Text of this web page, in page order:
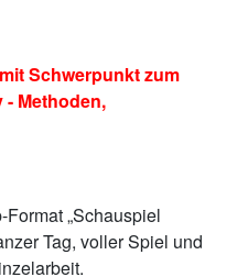
Schwerpunkt zum
Methoden,
„Schauspiel
Tag, voller Spiel und